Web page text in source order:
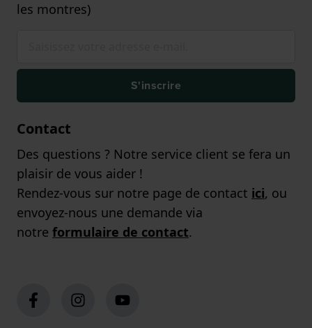
les montres)
S'inscrire
Contact
Des questions ? Notre service client se fera un
plaisir de vous aider !
Rendez-vous sur notre page de contact ici, ou
envoyez-nous une demande via
notre formulaire de contact.